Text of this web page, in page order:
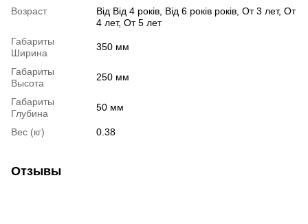
Возраст
Від Від 4 років, Від 6 років років, От 3 лет, От
4 лет, От 5 лет
Габариты
Ширина
350 мм
Габариты
Высота
250 мм
Габариты
Глубина
50 мм
Вес (кг) 0.38
Отзывы